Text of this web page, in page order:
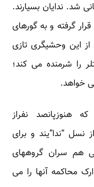
شد. ندایان بسیارند.
گرفته و به گورهای
این وحشیگری تازی
را شرمنده می کند؛
خواهد.
هنوزپانصد نفراز
نسل “ندا”یند و برای
هم سران گروههای
محاکمه آنها را می